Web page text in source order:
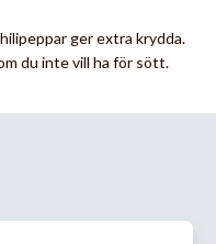
ger extra krydda.
du inte vill ha för sött.